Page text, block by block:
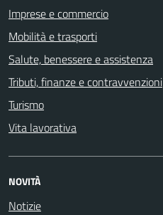
Imprese e commercio
Mobilità e trasporti
Salute, benessere e assistenza
Tributi, finanze e contravvenzioni
Turismo
Vita lavorativa
NOVITÀ
Notizie